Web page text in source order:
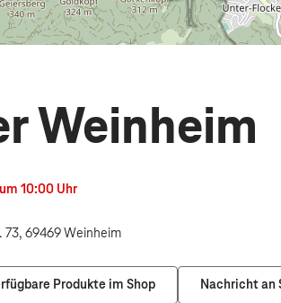
Weinheim
10:00 Uhr
73, 69469 Weinheim
Produkte im Shop Nachricht an